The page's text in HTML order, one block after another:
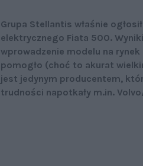
Grupa Stellantis właśnie
elektrycznego Fiata 500.
wprowadzenie modelu na
pomogło (choć to akurat
jest jedynym producentem,
trudności napotkały m.in.